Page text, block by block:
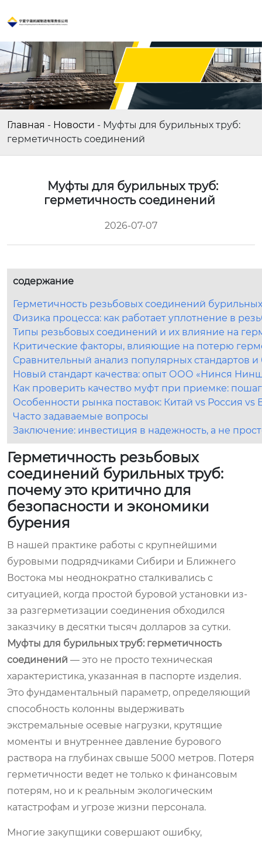
Главная - Новости - Муфты для бурильных труб:
герметичность соединений
Муфты для бурильных труб:
герметичность соединений
2026-07-07
содержание
Герметичность резьбовых соединений
Физика процесса: как работает уплотнение в
Типы резьбовых соединений и их влияние на
Критические факторы, влияющие на потерю
Сравнительный анализ популярных стандартов
Новый стандарт качества: опыт ООО «Нинся
Как проверить качество муфт при приемке:
Особенности рынка поставок: Китай vs Россия vs
Часто задаваемые вопросы
Заключение: инвестиция в надежность, а не
Герметичность резьбовых
соединений бурильных труб:
почему это критично для
безопасности и экономики
бурения
В нашей практике работы с крупнейшими
буровыми подрядчиками Сибири и Ближнего
Востока мы неоднократно сталкивались с
ситуацией, когда простой буровой установки из-
за разгерметизации соединения обходился
заказчику в десятки тысяч долларов за сутки.
Муфты для бурильных труб: герметичность
соединений — это не просто техническая
характеристика, указанная в паспорте изделия.
Это фундаментальный параметр, определяющий
способность колонны выдерживать
экстремальные осевые нагрузки, крутящие
моменты и внутреннее давление бурового
раствора на глубинах свыше 5000 метров. Потеря
герметичности ведет не только к финансовым
потерям, но и к реальным экологическим
катастрофам и угрозе жизни персонала.
Многие закупщики совершают ошибку,